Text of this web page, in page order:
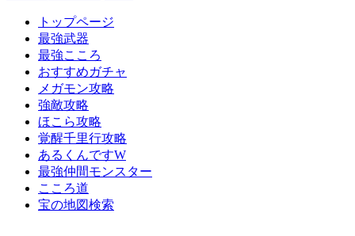
トップページ
最強武器
最強こころ
おすすめガチャ
メガモン攻略
強敵攻略
ほこら攻略
覚醒千里行攻略
あるくんですW
最強仲間モンスター
こころ道
宝の地図検索